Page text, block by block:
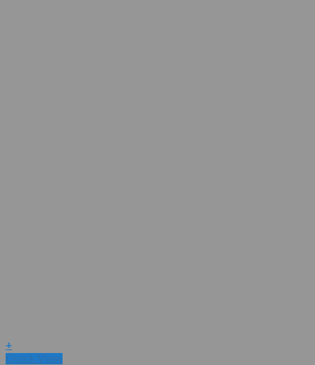
+
Quick View